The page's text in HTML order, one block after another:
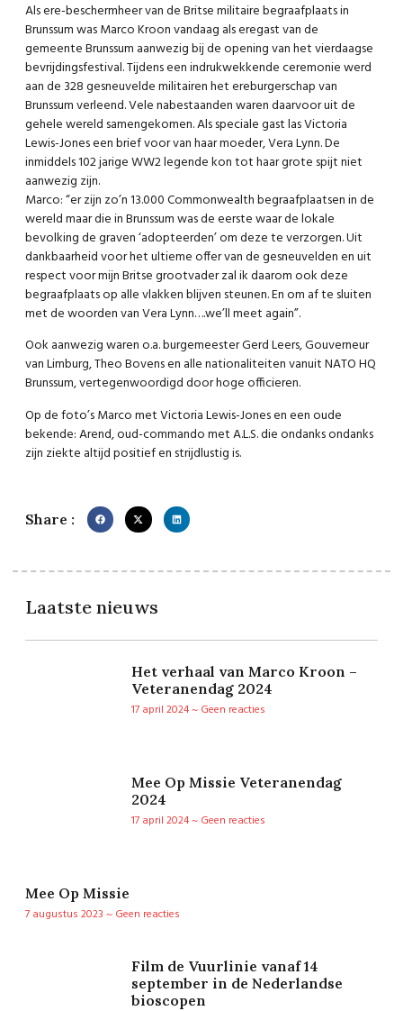
Als ere-beschermheer van de Britse militaire begraafplaats in
Brunssum was Marco Kroon vandaag als eregast van de
gemeente Brunssum aanwezig bij de opening van het vierdaagse
bevrijdingsfestival. Tijdens een indrukwekkende ceremonie werd
aan de 328 gesneuvelde militairen het ereburgerschap van
Brunssum verleend. Vele nabestaanden waren daarvoor uit de
gehele wereld samengekomen. Als speciale gast las Victoria
Lewis-Jones een brief voor van haar moeder, Vera Lynn. De
inmiddels 102 jarige WW2 legende kon tot haar grote spijt niet
aanwezig zijn.
Marco: “er zijn zo’n 13.000 Commonwealth begraafplaatsen in de
wereld maar die in Brunssum was de eerste waar de lokale
bevolking de graven ‘adopteerden’ om deze te verzorgen. Uit
dankbaarheid voor het ultieme offer van de gesneuvelden en uit
respect voor mijn Britse grootvader zal ik daarom ook deze
begraafplaats op alle vlakken blijven steunen. En om af te sluiten
met de woorden van Vera Lynn….we’ll meet again”.
Ook aanwezig waren o.a. burgemeester Gerd Leers, Gouverneur
van Limburg, Theo Bovens en alle nationaliteiten vanuit NATO HQ
Brunssum, vertegenwoordigd door hoge officieren.
Op de foto’s Marco met Victoria Lewis-Jones en een oude
bekende: Arend, oud-commando met A.L.S. die ondanks ondanks
zijn ziekte altijd positief en strijdlustig is.
Share :
Laatste nieuws
Het verhaal van Marco Kroon –
Veteranendag 2024
17 april 2024
Geen reacties
Mee Op Missie Veteranendag
2024
17 april 2024
Geen reacties
Mee Op Missie
7 augustus 2023
Geen reacties
Film de Vuurlinie vanaf 14
september in de Nederlandse
bioscopen